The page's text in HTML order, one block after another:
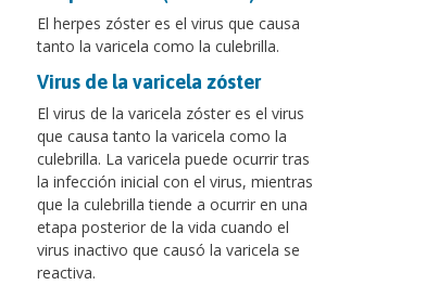
El herpes zóster es el virus que causa
tanto la varicela como la culebrilla.
Virus de la varicela zóster
El virus de la varicela zóster es el virus
que causa tanto la varicela como la
culebrilla. La varicela puede ocurrir tras
la infección inicial con el virus, mientras
que la culebrilla tiende a ocurrir en una
etapa posterior de la vida cuando el
virus inactivo que causó la varicela se
reactiva.